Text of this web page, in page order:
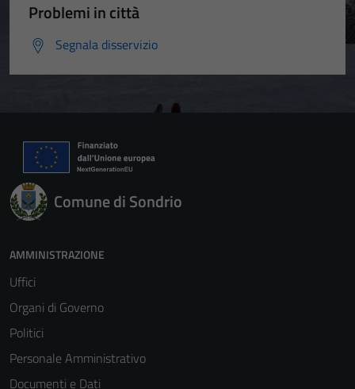
Problemi in città
Segnala disservizio
Comune di Sondrio
AMMINISTRAZIONE
Uffici
Organi di Governo
Politici
Personale Amministrativo
Documenti e Dati